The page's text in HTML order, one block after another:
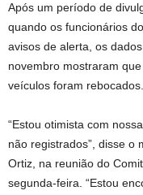
Após um período de
quando os funcionários
avisos de alerta, os
novembro mostraram
veículos foram rebocados.
“Estou otimista com
não registrados”, disse o
Ortiz, na reunião do
segunda-feira. “Estou